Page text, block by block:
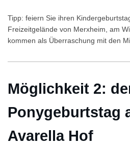
Tipp: feiern Sie ihren
Freizeitgelände von Merxheim, am
kommen als Überraschung mit den
Möglichkeit 2:
Ponygeburtstag
Avarella Hof